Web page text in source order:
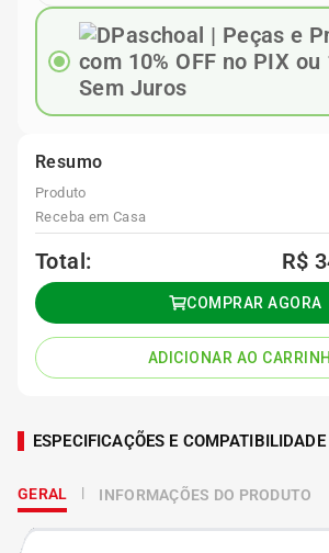
Resumo
Produto
Receba em Casa
Total: R$
COMPRAR AGORA
ADICIONAR AO
ESPECIFICAÇÕES E COMPATIBILIDADE
GERAL INFORMAÇÕES DO PRODUTO